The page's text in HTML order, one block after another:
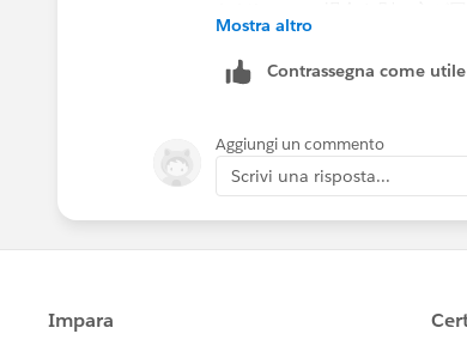
要となります。
Mostra altro
Contrassegna come utile
Aggiungi un commento
Scrivi una risposta...